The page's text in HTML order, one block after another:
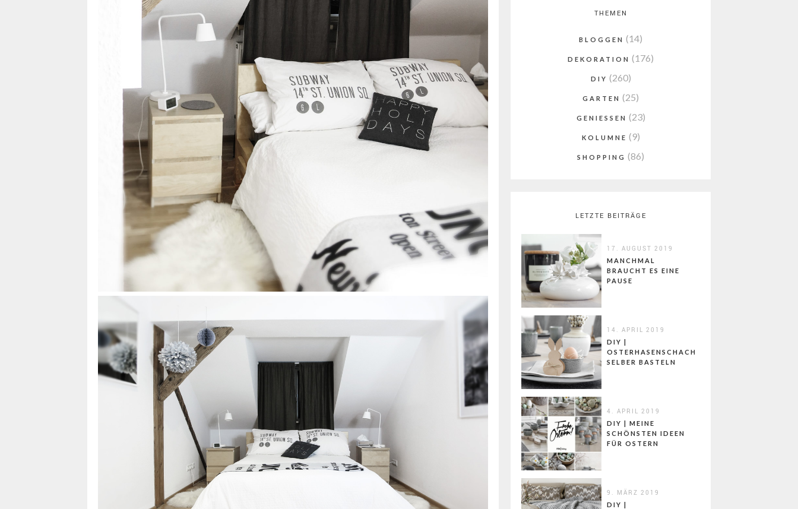
THEMEN
BLOGGEN (14)
DEKORATION (176)
DIY (260)
GARTEN (25)
GENIESSEN (23)
KOLUMNE (9)
SHOPPING (86)
LETZTE BEITRÄGE
17. AUGUST 2019
MANCHMAL
BRAUCHT ES EINE
PAUSE
14. APRIL 2019
DIY |
OSTERHASENSCHACHTELN
SELBER BASTELN
4. APRIL 2019
DIY | MEINE
SCHÖNSTEN IDEEN
FÜR OSTERN
9. MÄRZ 2019
DIY |